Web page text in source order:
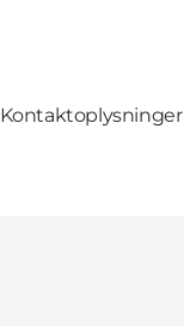
Kontaktoplysninger